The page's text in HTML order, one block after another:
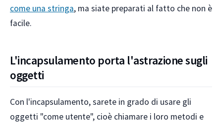
come una stringa, ma siate preparati al fatto che non è
facile.
L'incapsulamento porta l'astrazione sugli
oggetti
Con l'incapsulamento, sarete in grado di usare gli
oggetti "come utente", cioè chiamare i loro metodi e